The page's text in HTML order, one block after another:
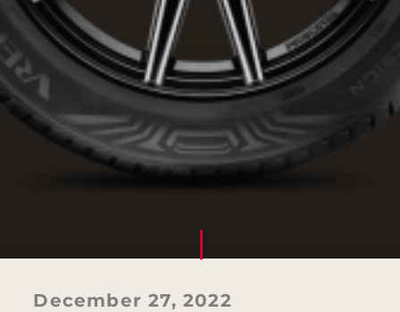
December 27, 2022